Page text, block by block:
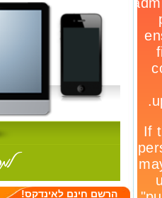
הרשם חינם לאינדקס!